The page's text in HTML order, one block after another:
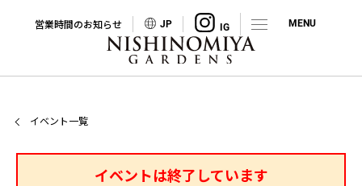
営業時間のお知らせ JP
イベント一覧
イベントは終了しています